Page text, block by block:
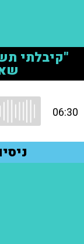
"קיבלתי
06:30